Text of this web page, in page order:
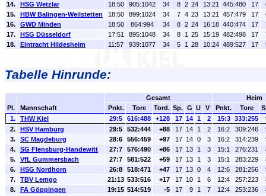
14.
HSG Wetzlar 18:50 905:1042 34 8 2 24 13:21 445:480 17
15.
HBW Balingen-Weilstetten 18:50 899:1024 34 7 4 23 13:21 457:479 17
16.
GWD Minden 18:50 864:994 34 8 2 24 16:18 440:474 17
17.
HSG Düsseldorf 17:51 895:1048 34 8 1 25 15:19 482:498 17
18.
Eintracht Hildesheim 11:57 939:1077 34 5 1 28 10:24 489:527 17
Tabelle Hinrunde:
Pl. Mannschaft
Gesamt
Heim
Pnkt.
Tore Tord. Sp. G U V Pnkt. Tore
1.
THW Kiel 29:5 616:488 +128 17 14 1 2 15:3 333:255
2.
HSV Hamburg 29:5 532:444 +88 17 14 1 2 16:2 309:246
3.
SC Magdeburg 28:6 556:459 +97 17 14 0 3 16:2 314:239
4.
SG Flensburg-Handewitt 27:7 576:490 +86 17 13 1 3 15:1 276:231
5.
VfL Gummersbach 27:7 581:522 +59 17 13 1 3 15:1 283:229
6.
HSG Nordhorn 26:8 518:471 +47 17 13 0 4 12:6 281:256
7.
TBV Lemgo 21:13 533:516 +17 17 10 1 6 12:4 257:223
8.
FA Göppingen 19:15 514:519 -5 17 9 1 7 12:4 253:236